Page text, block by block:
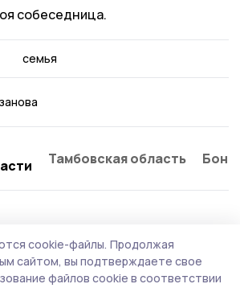
собеседница.
семья
Тамбовская область
выпускника
Тамбовщины»
cookie-файлы. Продолжая
сайтом, вы подтверждаете свое
файлов cookie в соответствии